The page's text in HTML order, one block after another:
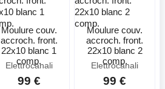
Moulure couv.
accroch. front.
22x10 blanc 1
comp.
Elettrocanali
99 €
Moulure couv.
accroch. front.
22x10 blanc 2
comp.
Elettrocanali
99 €